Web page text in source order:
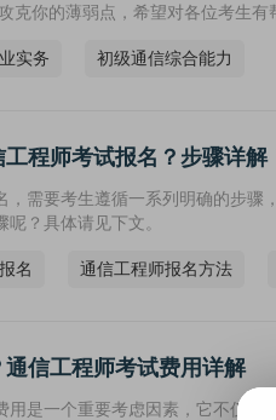
克你的薄弱点，希望对各位考生有
实务 初级通信综合能力
程师考试报名？步骤详解
，需要考生遵循一系列明确的步
？具体请见下文。
名 通信工程师报名方法
信工程师考试费用详解
用是一个重要考虑因素，它不仅